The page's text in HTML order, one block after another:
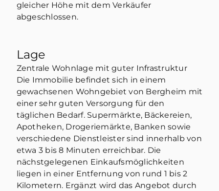
gleicher Höhe mit dem Verkäufer
abgeschlossen.
Lage
Zentrale Wohnlage mit guter Infrastruktur
Die Immobilie befindet sich in einem
gewachsenen Wohngebiet von Bergheim mit
einer sehr guten Versorgung für den
täglichen Bedarf. Supermärkte, Bäckereien,
Apotheken, Drogeriemärkte, Banken sowie
verschiedene Dienstleister sind innerhalb von
etwa 3 bis 8 Minuten erreichbar. Die
nächstgelegenen Einkaufsmöglichkeiten
liegen in einer Entfernung von rund 1 bis 2
Kilometern. Ergänzt wird das Angebot durch